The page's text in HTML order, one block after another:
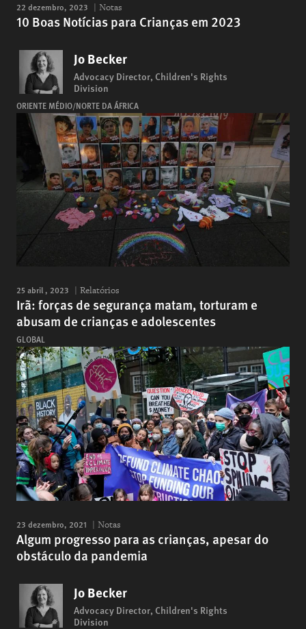
22 dezembro, 2023 Notas
10 Boas Notícias para Crianças em 2023
Jo Becker
Advocacy Director, Children's Rights
Division
ORIENTE MÉDIO/NORTE DA ÁFRICA
25 abril , 2023 Relatórios
Irã: forças de segurança matam, torturam e
abusam de crianças e adolescentes
GLOBAL
23 dezembro, 2021 Notas
Algum progresso para as crianças, apesar do
obstáculo da pandemia
Jo Becker
Advocacy Director, Children's Rights
Division